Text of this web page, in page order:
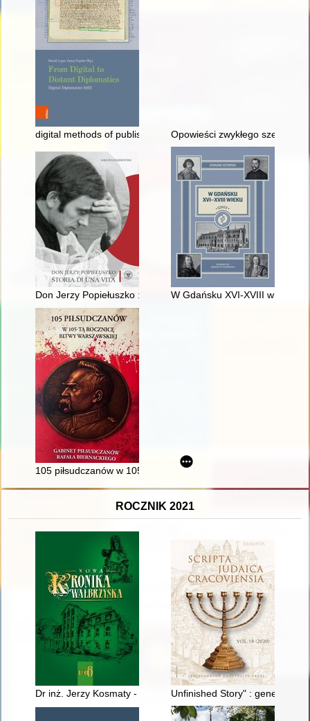
digital methods of publishing 15th century papal sources
Opowieści zwykłego
Don Jerzy Popiełuszko : storia di una vitaW Gdańsku XVI-XVIII wieku :
105 piłsudczanów w 105-tą rocznicę bitwy warszawskiej :
ROCZNIK 2021
Dr inż. Jerzy Kosmaty - ikona wałbrzyskiego górnictwa
Unfinished Story" : genealogy